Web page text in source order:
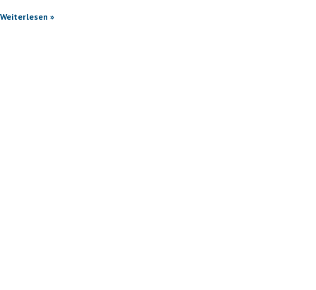
Weiterlesen »